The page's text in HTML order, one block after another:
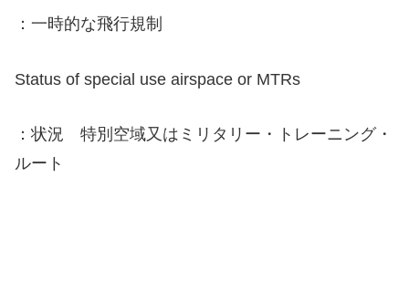
：一時的な飛行規制
Status of special use airspace or MTRs
：状況 特別空域又はミリタリー・トレーニング・
ルート